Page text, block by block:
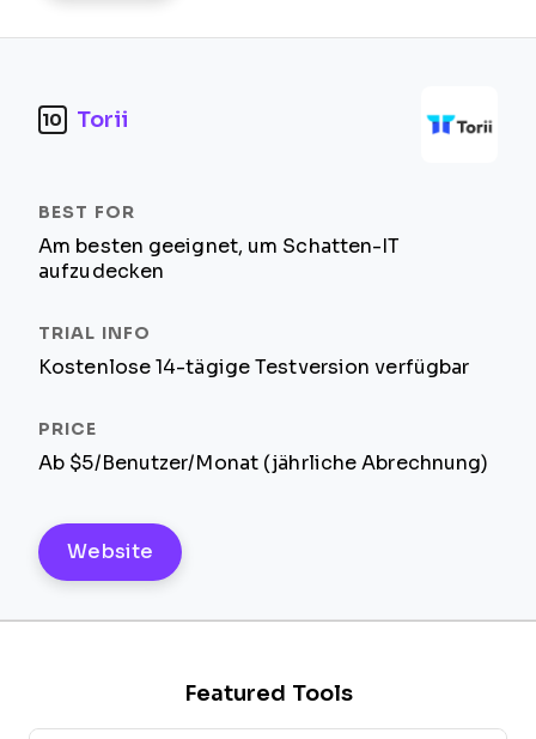
10 Torii
Am besten geeignet, um Schatten-IT
aufzudecken
Kostenlose 14-tägige Testversion verfügbar
Ab $5/Benutzer/Monat (jährliche Abrechnung)
Website
Featured Tools